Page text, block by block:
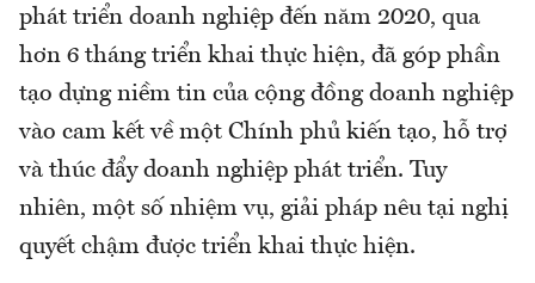
phát triển doanh nghiệp đến năm 2020, qua
hơn 6 tháng triển khai thực hiện, đã góp phần
tạo dựng niềm tin của cộng đồng doanh nghiệp
vào cam kết về một Chính phủ kiến tạo, hỗ trợ
và thúc đẩy doanh nghiệp phát triển. Tuy
nhiên, một số nhiệm vụ, giải pháp nêu tại nghị
quyết chậm được triển khai thực hiện.